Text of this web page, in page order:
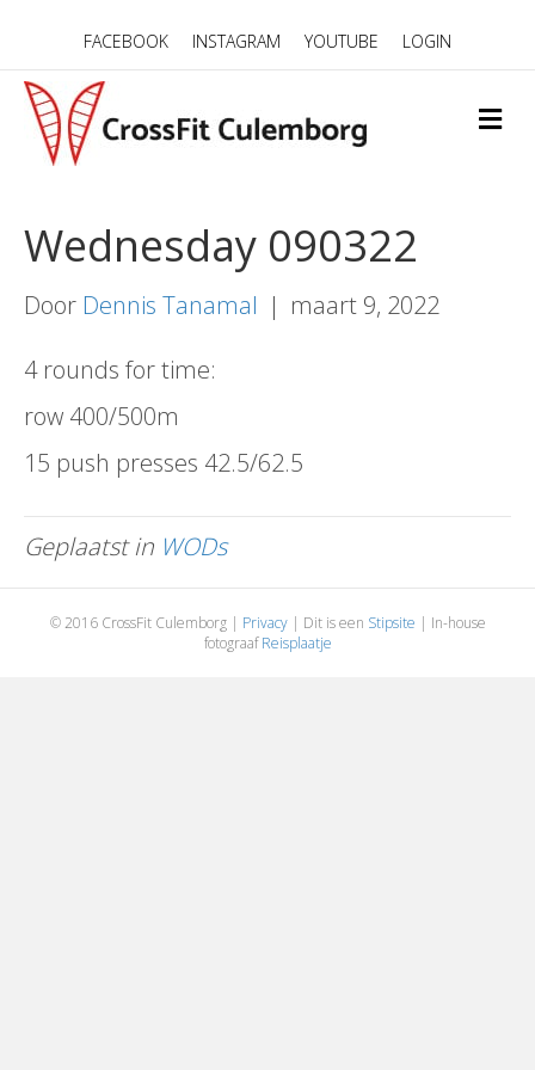
FACEBOOK INSTAGRAM YOUTUBE LOGIN
M
E
Wednesday 090322
Door Dennis Tanamal | maart 9, 2022
4 rounds for time:
row 400/500m
15 push presses 42.5/62.5
Geplaatst in WODs
© 2016 CrossFit Culemborg | Privacy| Dit is een Stipsite | In-house
fotograafReisplaatje